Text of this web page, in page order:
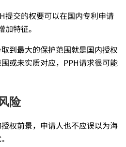
提交的权要可以在国内专利申请
特征。
到最大的保护范围就是国内授权
或未实质对应，PPH请求很可能
险
权前景，申请人也不应误以为海